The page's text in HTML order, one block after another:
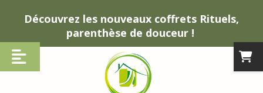
Découvrez les nouveaux coffrets Rituels,
parenthèse de douceur !